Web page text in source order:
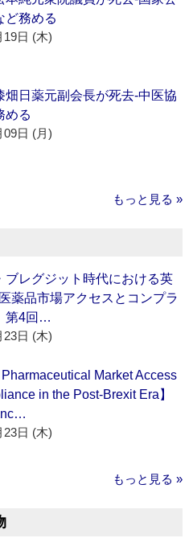
ど務める
19日 (木)
畑日薬元副会長が死去‐中医協
める
09日 (月)
もっと見る »
ブレグジット時代における英
薬品市場アクセスとコンプラ
第4回…
23日 (木)
Pharmaceutical Market Access
in the Post-Brexit Era】
23日 (木)
もっと見る »